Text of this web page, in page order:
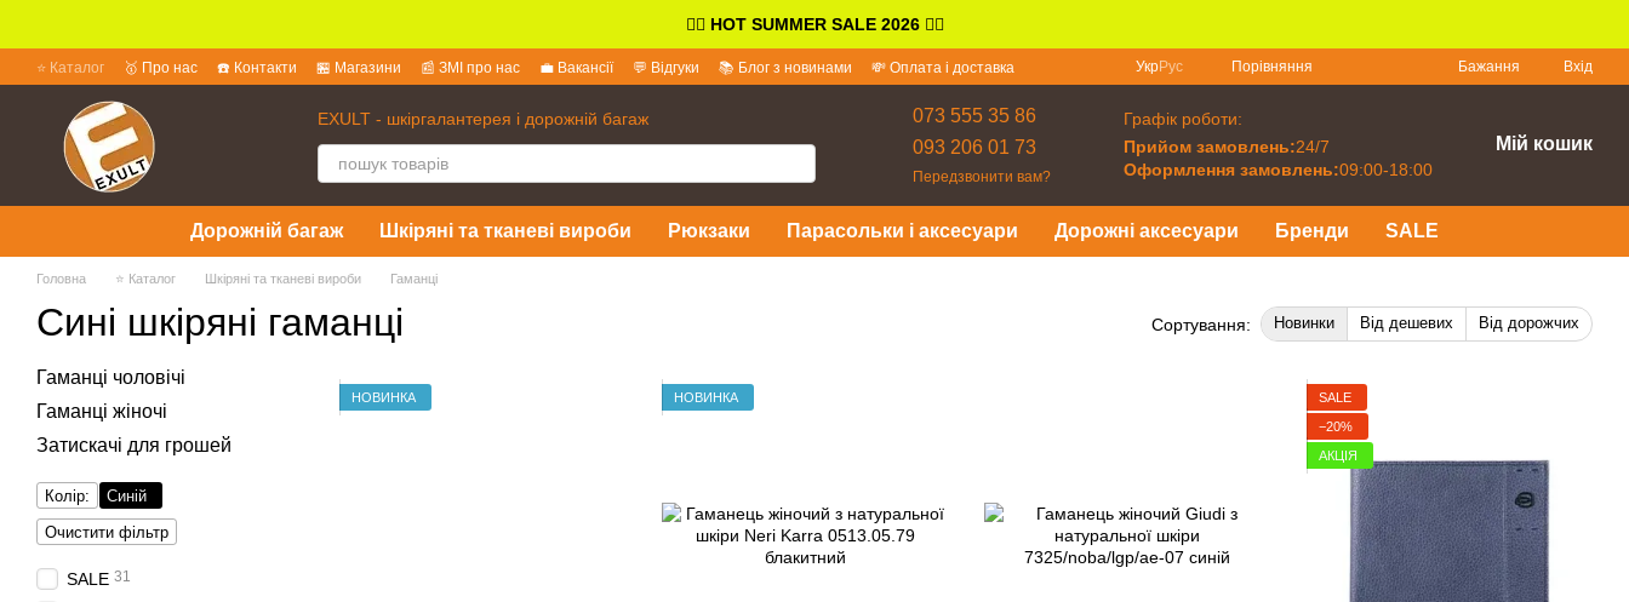
👉🏻 HOT SUMMER SALE 2026👈🏻
⭐ Каталог 🥇 Про нас ☎️ Контакти 🏪 Магазини 📰 ЗМІ про нас 💼 Вакансії 💬 Відгуки 📚 Блог з новинами
💸 Оплата і доставка
УкрРус Порівняння Бажання Вхід
EXULT - шкіргалантерея і дорожній багаж
073 555 35 86
093 206 01 73
Передзвонити вам?
Графік роботи:
Прийом замовлень:24/7
Оформлення замовлень:09:00-18:00
Мій кошик
Дорожній багаж Шкіряні та тканеві вироби Рюкзаки Парасольки і аксесуари Дорожні аксесуари Бренди SALE
Головна ⭐ Каталог Шкіряні та тканеві вироби Гаманці
Сині шкіряні гаманці Сортування: Новинки Від дешевих Від дорожчих
НОВИНКА НОВИНКА
SALE
−20%
АКЦІЯ
Гаманці чоловічі
Гаманці жіночі
Затискачі для грошей
Колір:
Синій
Очистити фільтр
SALE 31